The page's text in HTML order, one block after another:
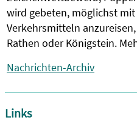
wird gebeten, möglichst
Verkehrsmitteln
Rathen oder Königstein.
Nachrichten-Archiv
Links